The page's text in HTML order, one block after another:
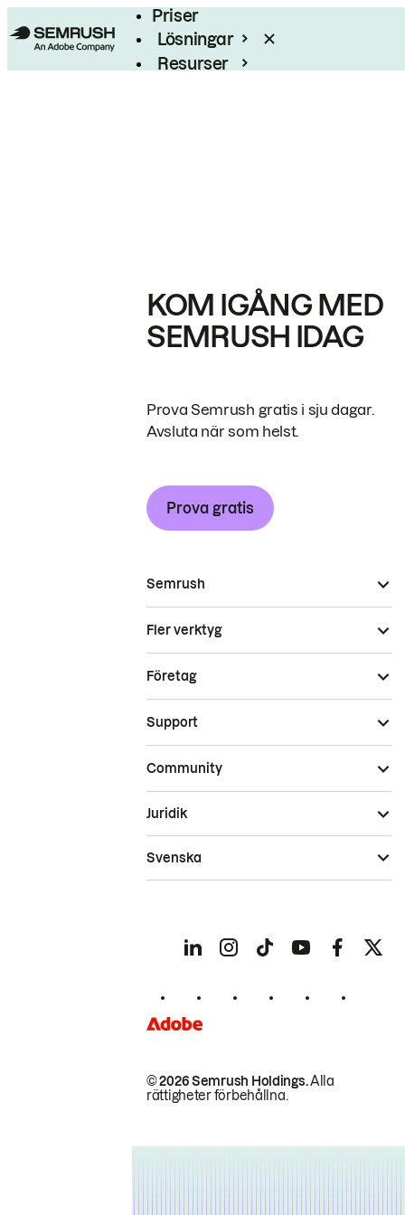
Priser
Lösningar
Resurser
KOM IGÅNG MED
SEMRUSH IDAG
Prova Semrush gratis i sju dagar.
Avsluta när som helst.
Prova gratis
Semrush
Fler verktyg
Företag
Support
Community
© 2026 Semrush Holdings.Alla
rättigheter förbehållna.
Juridik
Svenska